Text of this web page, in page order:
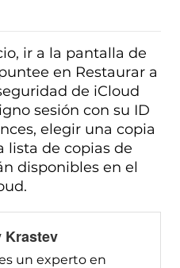
ir a la pantalla de
en Restaurar a
de iCloud
sesión con su ID
elegir una copia
lista de copias de
disponibles en el
Krastev
un experto en